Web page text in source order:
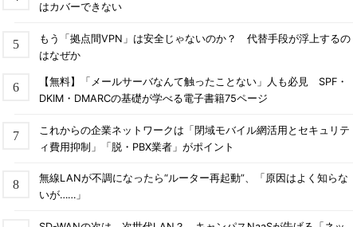
はカバーできない
もう「拠点間VPN」は安全じゃないのか？ 代替手段が浮上するの
はなぜか
【無料】「メールサーバなんて触ったことない」人も必見 SPF・
DKIM・DMARCの基礎が学べる電子書籍75ページ
これからの企業ネットワークは「閉域モバイル網活用とセキュリテ
ィ費用抑制」「脱・PBX業者」がポイント
無線LANが不調になったら“ルーター再起動”、「原因はよく知らな
いが……」